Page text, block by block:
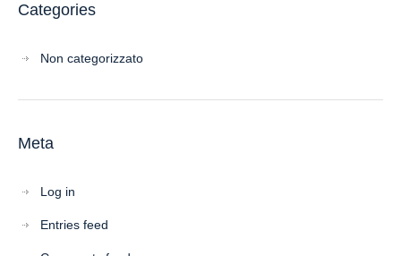
Categories
Non categorizzato
Meta
Log in
Entries feed